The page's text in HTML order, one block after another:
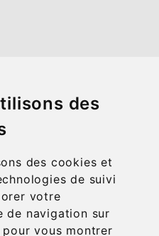
des
des cookies et
de suivi
votre
de navigation sur
vous montrer